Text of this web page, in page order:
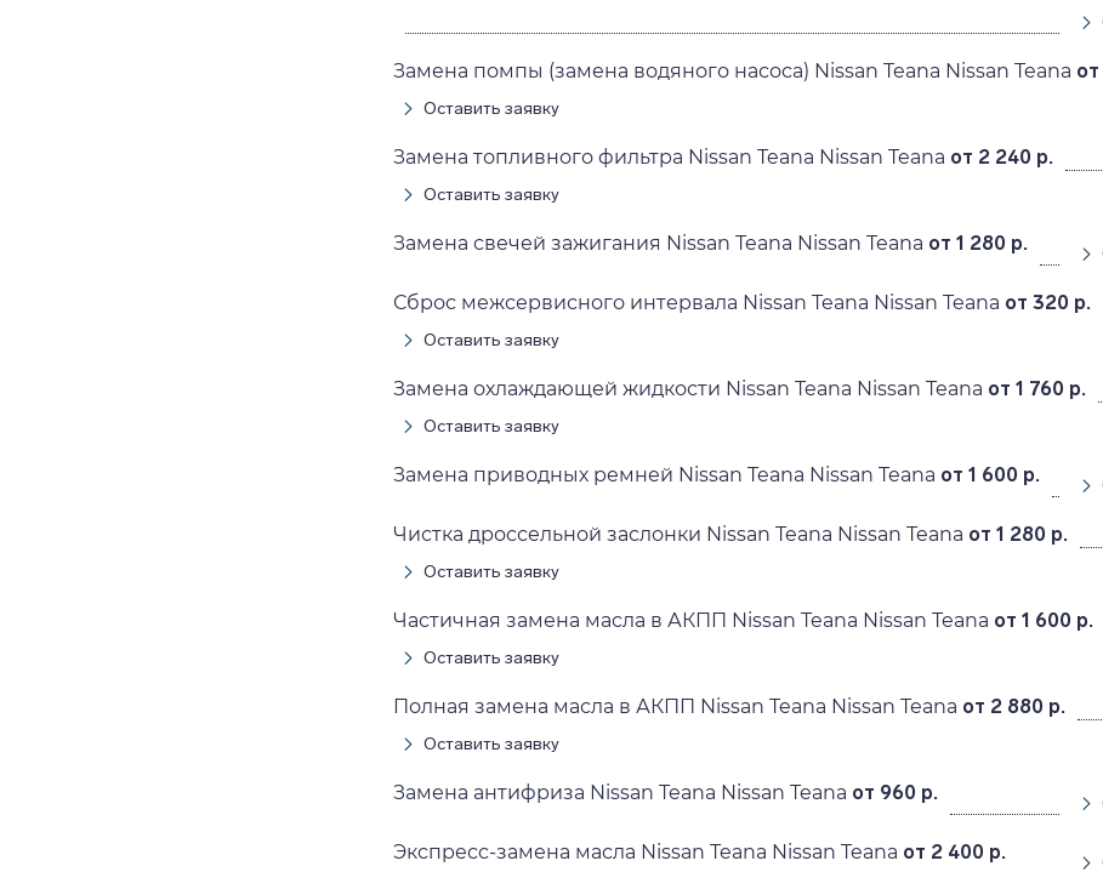
Замена помпы (замена водяного насоса) Nissan Teana Nissan Teana
Оставить заявку
Замена топливного фильтра Nissan Teana Nissan Teana от 2 240 р.
Оставить заявку
Замена свечей зажигания Nissan Teana Nissan Teana от 1 280 р.
Сброс межсервисного интервала Nissan Teana Nissan Teana от 320 р.
Оставить заявку
Замена охлаждающей жидкости Nissan Teana Nissan Teana от 1 760 р.
Оставить заявку
Замена приводных ремней Nissan Teana Nissan Teana от 1 600 р.
Чистка дроссельной заслонки Nissan Teana Nissan Teana от 1 280 р.
Оставить заявку
Частичная замена масла в АКПП Nissan Teana Nissan Teana от 1 600 р.
Оставить заявку
Полная замена масла в АКПП Nissan Teana Nissan Teana от 2 880 р.
Оставить заявку
Замена антифриза Nissan Teana Nissan Teana от 960 р.
Экспресс-замена масла Nissan Teana Nissan Teana от 2 400 р.